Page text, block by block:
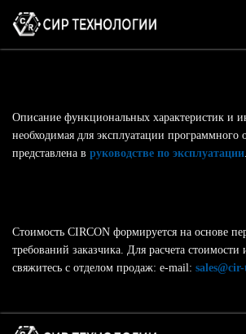
Описание функциональных характеристик и
необходимая для эксплуатации программного
представлена в руководстве по эксплуатации
Стоимость CIRCON формируется на основе
требований заказчика. Для расчета стоимости
свяжитесь с отделом продаж: e-mail: